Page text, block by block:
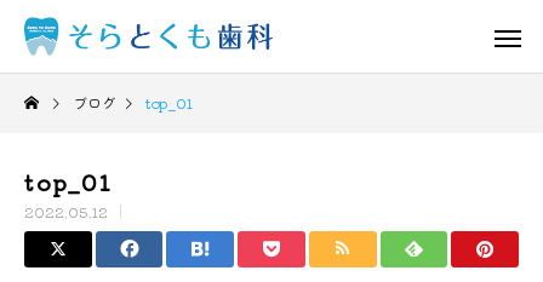
ブログ top_01
top_01
2022.05.12